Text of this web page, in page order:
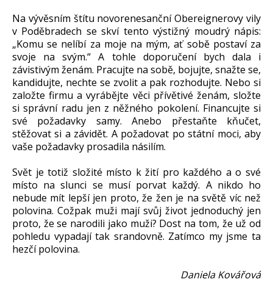
Na vývěsním štítu novorenesanční Obereignerovy vily
v Poděbradech se skví tento výstižný moudrý nápis:
„Komu se nelíbí za moje na mým, ať sobě postaví za
svoje na svým.“ A tohle doporučení bych dala i
závistivým ženám. Pracujte na sobě, bojujte, snažte se,
kandidujte, nechte se zvolit a pak rozhodujte. Nebo si
založte firmu a vyrábějte věci přívětivé ženám, složte
si správní radu jen z něžného pokolení. Financujte si
své požadavky samy. Anebo přestaňte kňučet,
stěžovat si a závidět. A požadovat po státní moci, aby
vaše požadavky prosadila násilím.
Svět je totiž složité místo k žití pro každého a o své
místo na slunci se musí porvat každý. A nikdo ho
nebude mít lepší jen proto, že žen je na světě víc než
polovina. Cožpak muži mají svůj život jednoduchý jen
proto, že se narodili jako muži? Dost na tom, že už od
pohledu vypadají tak srandovně. Zatímco my jsme ta
hezčí polovina.
Daniela Kovářová